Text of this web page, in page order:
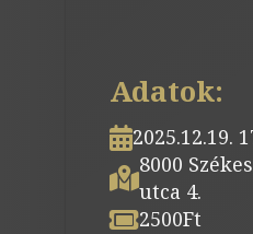
Adatok:
2025.12.19.
8000
utca 4.
2500Ft